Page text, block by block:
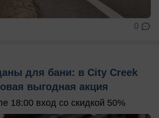
0
для бани: в City Creek
выгодная акция
18:00 вход со скидкой 50%